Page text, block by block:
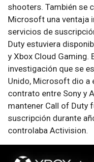
shooters. También se
Microsoft una ventaja
servicios de
Duty estuviera
y Xbox Cloud Gaming.
investigación que se
Unido, Microsoft dio a
contrato entre Sony y
mantener Call of Duty
suscripción durante
controlaba Activision.